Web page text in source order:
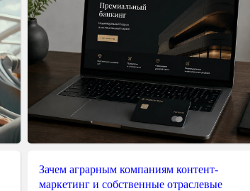
Зачем аграрным компаниям контент-
маркетинг и собственные отраслевые